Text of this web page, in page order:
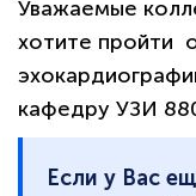
Уважаемые
хотите пройти
кафедру УЗИ
Если у Вас